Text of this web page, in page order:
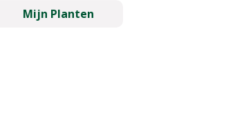
Mijn Planten